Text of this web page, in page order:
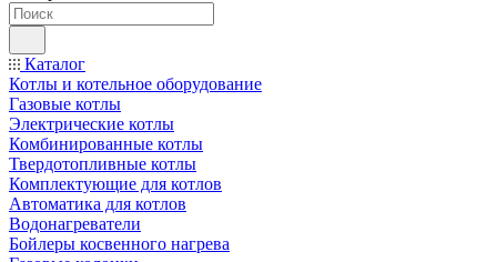
Каталог
Котлы и котельное оборудование
Газовые котлы
Электрические котлы
Комбинированные котлы
Твердотопливные котлы
Комплектующие для котлов
Автоматика для котлов
Водонагреватели
Бойлеры косвенного нагрева